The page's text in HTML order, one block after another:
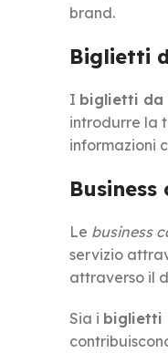
brand.
Biglietti
I biglietti da
introdurre la
informazioni
Business
Le business
servizio
attraverso il
Sia i biglietti